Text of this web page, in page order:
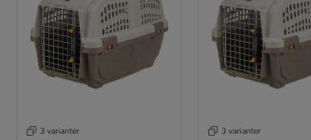
3 varianter 3 varianter